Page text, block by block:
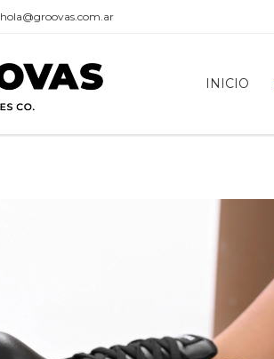
hola@groovas.com.ar
INICIO